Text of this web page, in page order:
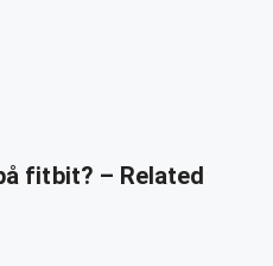
fitbit? – Related